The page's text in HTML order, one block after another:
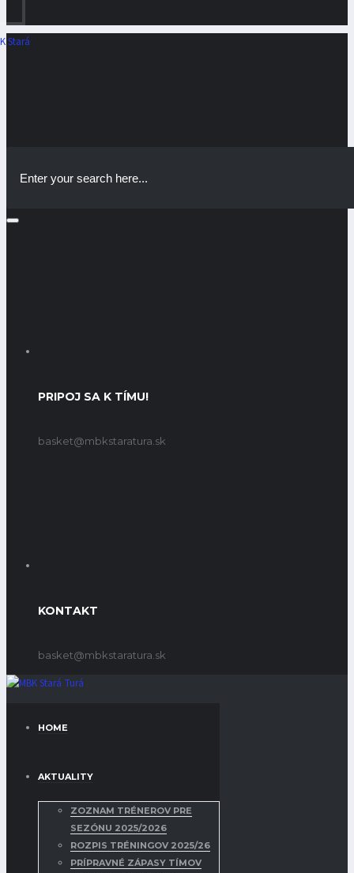
PRIPOJ SA K TÍMU!
basket@mbkstaratura.sk
KONTAKT
basket@mbkstaratura.sk
HOME
AKTUALITY
ZOZNAM TRÉNEROV PRE
SEZÓNU 2025/2026
ROZPIS TRÉNINGOV 2025/26
PRÍPRAVNÉ ZÁPASY TÍMOV